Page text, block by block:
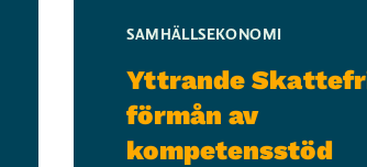
SAMHÄLLSEKONOMI
Yttrande
förmån av
kompetensstöd